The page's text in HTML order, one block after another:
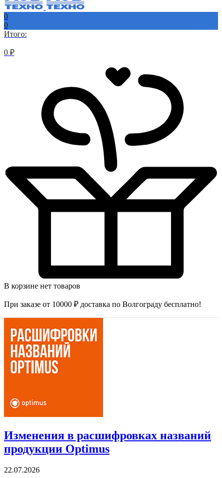
0
0
Итого:
0 ₽
В корзине нет товаров
При заказе от 10000 ₽ доставка по Волгограду бесплатно!
Изменения в расшифровках названий
продукции Optimus
22.07.2026